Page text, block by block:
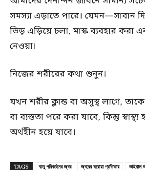
সমস্যা এড়াতে পারে। যেমন—সাবান
ভিড় এড়িয়ে চলা, মাস্ক ব্যবহার করা
নেওয়া।
নিজের শরীরের কথা শুনুন।
যখন শরীর ক্লান্ত বা অসুস্থ লাগে,
বা ব্যস্ততা পরে করা যাবে, কিন্তু
অর্থহীন হয়ে যাবে।
TAGS ঋতু পরিবর্তনের জ্বর জ্বরের ঘরোয়া প্রতিকার ভাইরাল